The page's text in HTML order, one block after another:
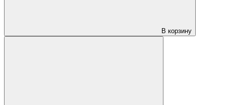
В корзину